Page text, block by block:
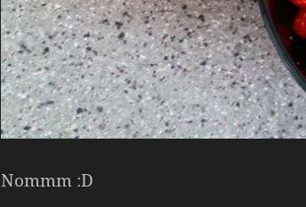
Nommm :D